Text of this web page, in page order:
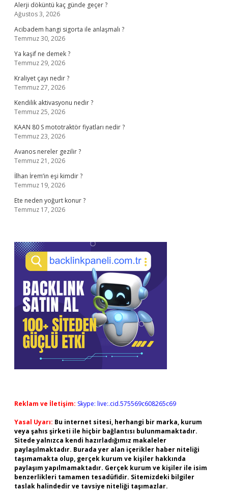
Alerji döküntü kaç günde geçer ?
Ağustos 3, 2026
Acibadem hangi sigorta ile anlaşmalı ?
Temmuz 30, 2026
Ya kaşif ne demek ?
Temmuz 29, 2026
Kraliyet çayı nedir ?
Temmuz 27, 2026
Kendilik aktivasyonu nedir ?
Temmuz 25, 2026
KAAN 80 S mototraktör fiyatları nedir ?
Temmuz 23, 2026
Avanos nereler gezilir ?
Temmuz 21, 2026
İlhan İrem’in eşi kimdir ?
Temmuz 19, 2026
Ete neden yoğurt konur ?
Temmuz 17, 2026
Reklam ve İletişim: Skype: live:.cid.575569c608265c69
Yasal Uyarı: Bu internet sitesi, herhangi bir marka, kurum
veya şahıs şirketi ile hiçbir bağlantısı bulunmamaktadır.
Sitede yalnızca kendi hazırladığımız makaleler
paylaşılmaktadır. Burada yer alan içerikler haber niteliği
taşımamakta olup, gerçek kurum ve kişiler hakkında
paylaşım yapılmamaktadır. Gerçek kurum ve kişiler ile isim
benzerlikleri tamamen tesadüfidir. Sitemizdeki bilgiler
taslak halindedir ve tavsiye niteliği taşımazlar.